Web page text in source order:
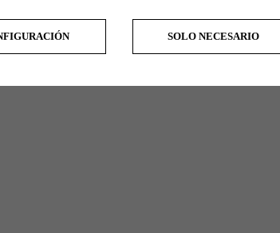
SOLO NECESARIO